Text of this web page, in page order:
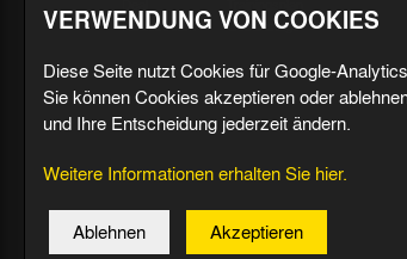
Radiostream
Geburtstage
VERWENDUNG VON COOKIES
Diese Seite nutzt Cookies für Google-
Sie können Cookies akzeptieren oder
und Ihre Entscheidung jederzeit ändern.
Weitere Informationen erhalten Sie hier.
Ablehnen Akzeptieren